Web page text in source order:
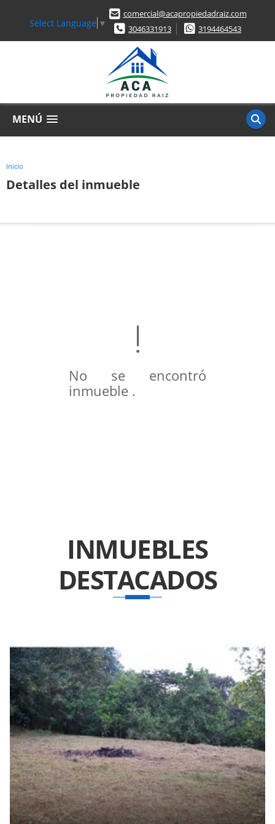
Select Language ▼
comercial@acapropiedadraiz.com
3046331913
3194464543
MENÚ
Inicio
Detalles del inmueble
No se encontró
inmueble .
INMUEBLES
DESTACADOS